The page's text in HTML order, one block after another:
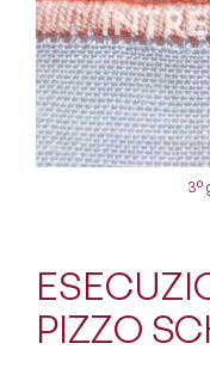
3°
PIZZO